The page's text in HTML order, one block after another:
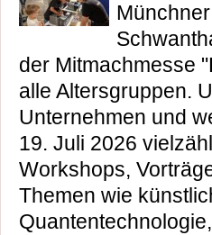
der Mitmachmesse
alle Altersgruppen.
Unternehmen und
19. Juli 2026
Workshops,
Themen wie